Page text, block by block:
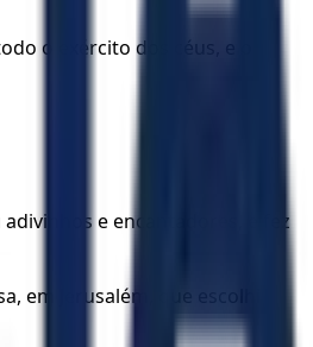
o exército dos céus, e o
e encantadores, e fez
em Jerusalém, que escolhi